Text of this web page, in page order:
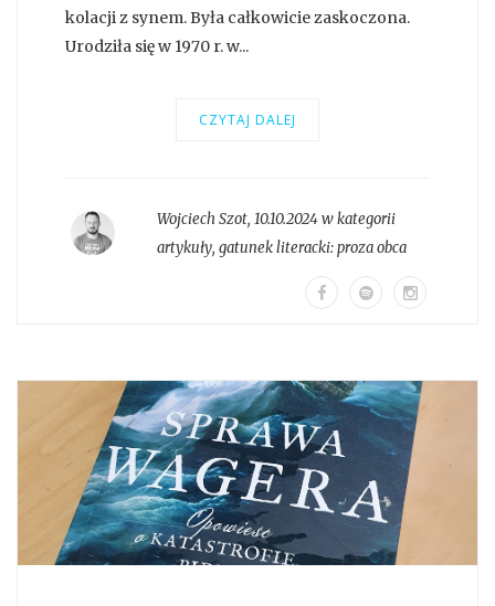
kolacji z synem. Była całkowicie zaskoczona.
Urodziła się w 1970 r. w...
CZYTAJ DALEJ
Wojciech Szot, 10.10.2024 w kategorii
artykuły, gatunek literacki:proza obca